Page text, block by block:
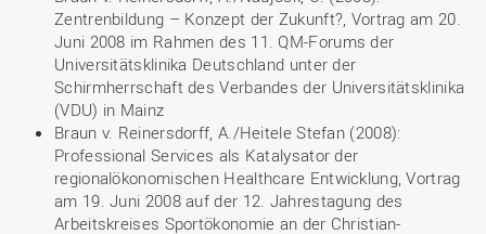
Zentrenbildung – Konzept der Zukunft?, Vortrag am 20.
Juni 2008 im Rahmen des 11. QM-Forums der
Universitätsklinika Deutschland unter der
Schirmherrschaft des Verbandes der Universitätsklinika
(VDU) in Mainz
Braun v. Reinersdorff, A./Heitele Stefan (2008):
Professional Services als Katalysator der
regionalökonomischen Healthcare Entwicklung, Vortrag
am 19. Juni 2008 auf der 12. Jahrestagung des
Arbeitskreises Sportökonomie an der Christian-